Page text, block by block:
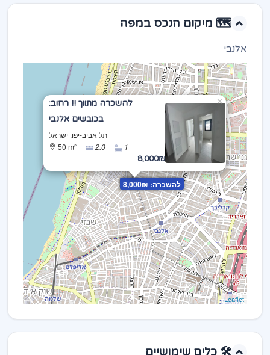
🗺️ מיקום הנכס במפה
אלנבי
להשכרה: 8,000₪
להשכרה מתווך !! רחוב:
בכובשים אלנבי
תל אביב-יפו, ישראל
50 m²
2.0 1
8,000₪
×
Leaflet
🛠️ כלים שימושיים